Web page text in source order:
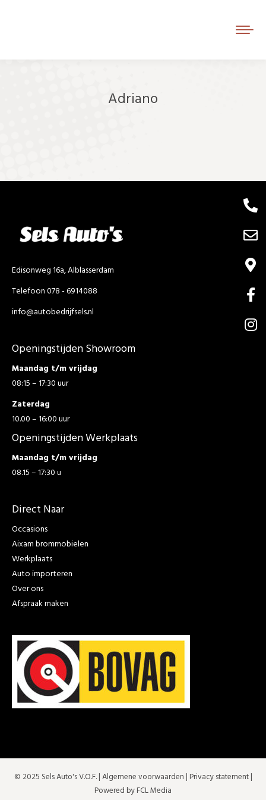
Adriano
Edisonweg 16a, Alblasserdam
Telefoon 078 - 6914088
info@autobedrijfsels.nl
Openingstijden Showroom
Maandag t/m vrijdag
08:15 – 17:30 uur
Zaterdag
10.00 – 16:00 uur
Openingstijden Werkplaats
Maandag t/m vrijdag
08.15 – 17:30 u
Direct Naar
Occasions
Aixam brommobielen
Werkplaats
Auto importeren
Over ons
Afspraak maken
© 2025 Sels Auto's V.O.F. |Algemene voorwaarden | Privacy statement|
Powered by FCL Media